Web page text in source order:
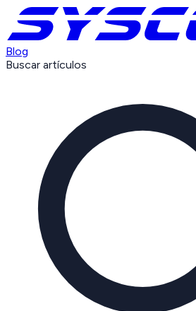
Blog
Buscar artículos